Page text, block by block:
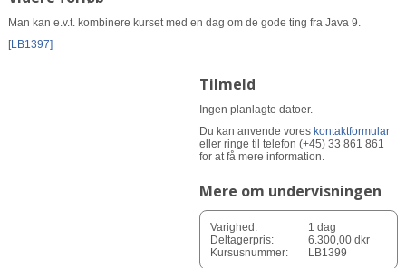
Man kan e.v.t. kombinere kurset med en dag om de gode ting fra Java 9.
[LB1397]
Tilmeld
Ingen planlagte datoer.
Du kan anvende vores kontaktformular
eller ringe til telefon (+45) 33 861 861
for at få mere information.
Mere om undervisningen
Varighed:
1 dag
Deltagerpris:
6.300,00 dkr
Kursusnummer:
LB1399